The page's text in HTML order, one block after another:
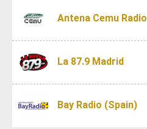
Antena Cemu Radio
La 87.9 Madrid
Bay Radio (Spain)